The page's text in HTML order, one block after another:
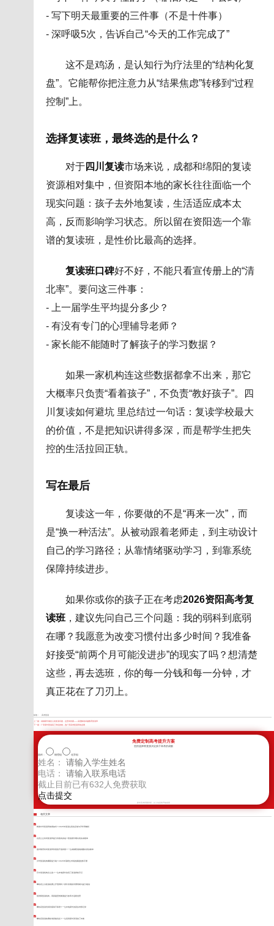
- 写下明天最重要的三件事（不是十件事）
- 深呼吸5次，告诉自己“今天的工作完成了”
这不是鸡汤，是认知行为疗法里的“结构化复
盘”。它能帮你把注意力从“结果焦虑”转移到“过程
控制”上。
选择复读班，最终选的是什么？
对于四川复读市场来说，成都和绵阳的复读
资源相对集中，但资阳本地的家长往往面临一个
现实问题：孩子去外地复读，生活适应成本太
高，反而影响学习状态。所以留在资阳选一个靠
谱的复读班，是性价比最高的选择。
复读班口碑好不好，不能只看宣传册上的“清
北率”。要问这三件事：
- 上一届学生平均提分多少？
- 有没有专门的心理辅导老师？
- 家长能不能随时了解孩子的学习数据？
如果一家机构连这些数据都拿不出来，那它
大概率只负责“看着孩子”，不负责“教好孩子”。四
川复读如何避坑 里总结过一句话：复读学校最大
的价值，不是把知识讲得多深，而是帮学生把失
控的生活拉回正轨。
写在最后
复读这一年，你要做的不是“再来一次”，而
是“换一种活法”。从被动跟着老师走，到主动设计
自己的学习路径；从靠情绪驱动学习，到靠系统
保障持续进步。
如果你或你的孩子正在考虑2026资阳高考复
读班，建议先问自己三个问题：我的弱科到底弱
在哪？我愿意为改变习惯付出多少时间？我准备
好接受“前两个月可能没进步”的现实了吗？想清楚
这些，再去选班，你的每一分钱和每一分钟，才
真正花在了刀刃上。
标签： 高考复读
上一篇： 成都家长最担心的复读问题，这里有答案——深度解读卓越教育复读班
下一篇：
广安家长陪读高三常犯的错，选广安高考复读班前必看
免费定制高考提升方案
您的选择将直接决定孩子高考的成败
选科： 物理组 化学组
姓名：
电话：
截止目前已有632 人免费获取
新学高考郑重承诺，以上信息将严格保密
相关文章
树德中学复读班效果如何？2026年复读生真实反馈与升学率解析
自贡公立高考复读班提分到底有多猛？陪读家长晒出真实成绩单
嘉祥教育高考复读班到底值不值得报？一位成都陪读妈妈翻出真实账单
泸州复读机构哪家提分稳？2026年落榜生考场的蒙题急救手册
巴中复读机构怎么选？一位本地家长的高三复读择校手记
攀枝花公办复读收费公开透明吗？家长亲测的学费明细与提分规划
报资阳复读机构，用真题思维衡量提分效率才是硬道理
攀枝花复读培训到底靠不靠谱？一位本地家长的真实考察记录
攀枝花复读收费标准真能负担？一位高四家长算清的三年账